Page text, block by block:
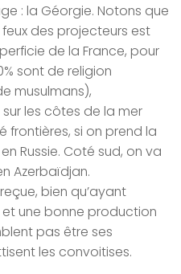
: la Géorgie. Notons que
des projecteurs est
de la France, pour
sont de religion
musulmans),
les côtes de la mer
frontières, si on prend la
Russie. Coté sud, on va
Azerbaïdjan.
bien qu’ayant
une bonne production
pas être ses
les convoitises.